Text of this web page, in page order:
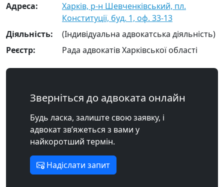
Адреса:
Харків, р-н Шевченківський, пл.
Конституції, буд. 1, оф. 33-13
Діяльність:
(Індивідуальна адвокатська діяльність)
Реєстр:
Рада адвокатів Харківської області
Зверніться до адвоката онлайн
Будь ласка, залиште свою заявку, і
адвокат зв’яжеться з вами у
найкоротший термін.
Надіслати запит